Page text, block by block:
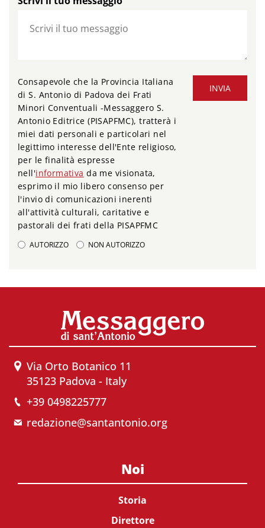
INVIA
Consapevole che la Provincia Italiana
di S. Antonio di Padova dei Frati
Minori Conventuali -Messaggero S.
Antonio Editrice (PISAPFMC), tratterà i
miei dati personali e particolari nel
legittimo interesse dell'Ente religioso,
per le finalità espresse
nell'informativa da me visionata,
esprimo il mio libero consenso per
l'invio di comunicazioni inerenti
all'attività culturali, caritative e
pastorali dei frati della PISAPFMC
AUTORIZZO NON AUTORIZZO
Via Orto Botanico 11
35123 Padova - Italy
+39 0498225777
redazione@santantonio.org
Noi
Storia
Direttore